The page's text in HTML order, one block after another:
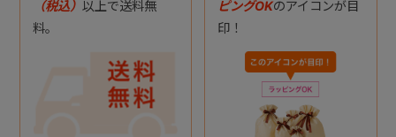
（税込） 以上で送料無
料。
ピングOKのアイコンが目
印！